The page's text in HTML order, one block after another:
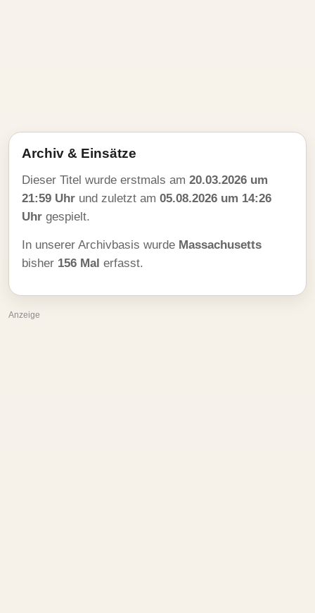
Archiv & Einsätze
Dieser Titel wurde erstmals am 20.03.2026 um
21:59 Uhr und zuletzt am 05.08.2026 um 14:26
Uhr gespielt.
In unserer Archivbasis wurde Massachusetts
bisher 156 Mal erfasst.
Anzeige